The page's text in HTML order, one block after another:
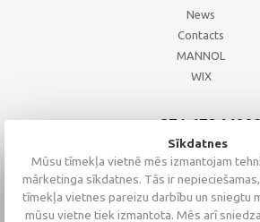
News
Contacts
MANNOL
WIX
+371
+371 67271055
+371 26002793
Sīkdatnes
Mūsu tīmekļa vietnē mēs izmantojam
mārketinga sīkdatnes. Tās ir
tīmekļa vietnes pareizu darbību un sniegtu
mūsu vietne tiek izmantota. Mēs arī